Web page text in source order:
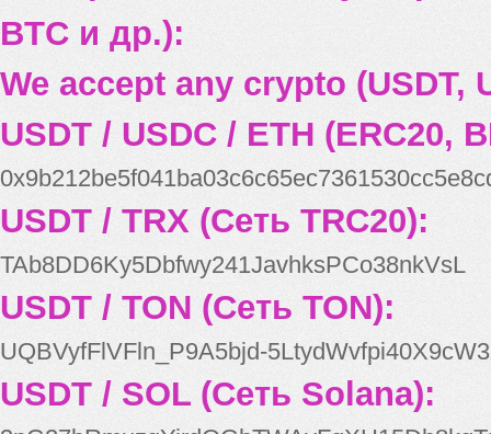
BTC и др.):
We accept any crypto (USDT,
USDT / USDC / ETH (ERC20,
USDT / TRX (Сеть TRC20):
TAb8DD6Ky5Dbfwy241JavhksPCo38nkVsL
USDT / TON (Сеть TON):
UQBVyfFlVFln_P9A5bjd-
USDT / SOL (Сеть Solana):